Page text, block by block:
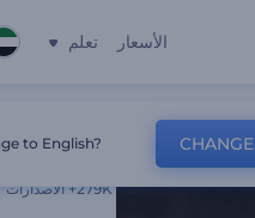
الأسعار تعلم
279K+ الاصدارات
to English? CHANGE